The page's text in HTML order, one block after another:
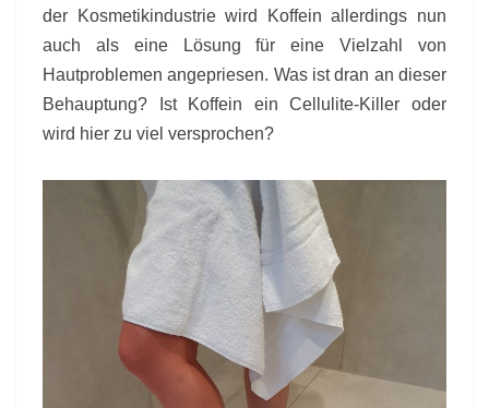
der Kosmetikindustrie wird Koffein allerdings nun
auch als eine Lösung für eine Vielzahl von
Hautproblemen angepriesen. Was ist dran an dieser
Behauptung? Ist Koffein ein Cellulite-Killer oder
wird hier zu viel versprochen?